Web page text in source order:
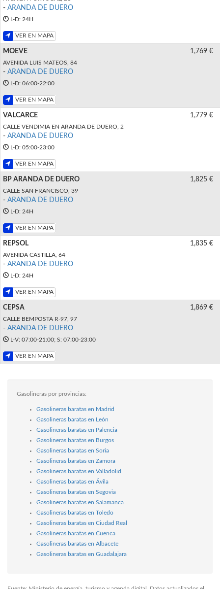
- ARANDA DE DUERO
L-D: 24H
VER EN MAPA
MOEVE
AVENIDA LUIS MATEOS, 84
- ARANDA DE DUERO
L-D: 06:00-22:00
VER EN MAPA
1,769 €
VALCARCE
CALLE VENDIMIA EN ARANDA DE DUERO, 2
- ARANDA DE DUERO
L-D: 05:00-23:00
VER EN MAPA
1,779 €
BP ARANDA DE DUERO
CALLE SAN FRANCISCO, 39
- ARANDA DE DUERO
L-D: 24H
VER EN MAPA
1,825 €
REPSOL
AVENIDA CASTILLA, 64
- ARANDA DE DUERO
L-D: 24H
VER EN MAPA
1,835 €
CEPSA
CALLE BEMPOSTA R-97, 97
- ARANDA DE DUERO
L-V: 07:00-21:00; S: 07:00-23:00
VER EN MAPA
1,869 €
Gasolineras por provincias:
Gasolineras baratas en Madrid
Gasolineras baratas en León
Gasolineras baratas en Palencia
Gasolineras baratas en Burgos
Gasolineras baratas en Soria
Gasolineras baratas en Zamora
Gasolineras baratas en Valladolid
Gasolineras baratas en Ávila
Gasolineras baratas en Segovia
Gasolineras baratas en Salamanca
Gasolineras baratas en Toledo
Gasolineras baratas en Ciudad Real
Gasolineras baratas en Cuenca
Gasolineras baratas en Albacete
Gasolineras baratas en Guadalajara